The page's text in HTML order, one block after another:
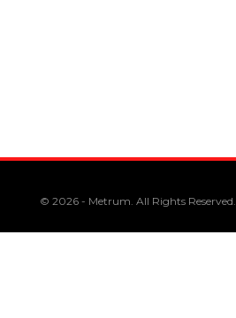
© 2026 - Metrum. All Rights Reserved.